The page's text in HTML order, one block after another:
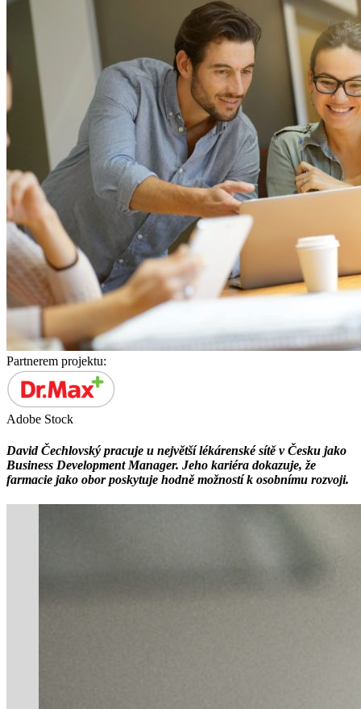
Partnerem projektu:
Adobe Stock
David Čechlovský pracuje u největší lékárenské sítě v Česku jako
Business Development Manager. Jeho kariéra dokazuje, že
farmacie jako obor poskytuje hodně možností k osobnímu rozvoji.